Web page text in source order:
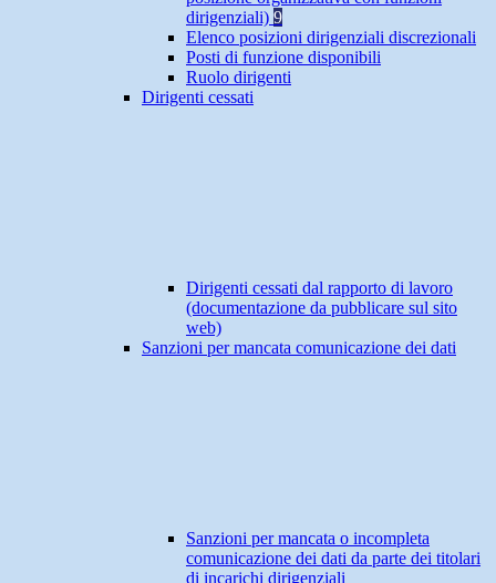
dirigenziali) 9
Elenco posizioni dirigenziali discrezionali
Posti di funzione disponibili
Ruolo dirigenti
Dirigenti cessati
Dirigenti cessati dal rapporto di lavoro
(documentazione da pubblicare sul sito
web)
Sanzioni per mancata comunicazione dei dati
Sanzioni per mancata o incompleta
comunicazione dei dati da parte dei titolari
di incarichi dirigenziali